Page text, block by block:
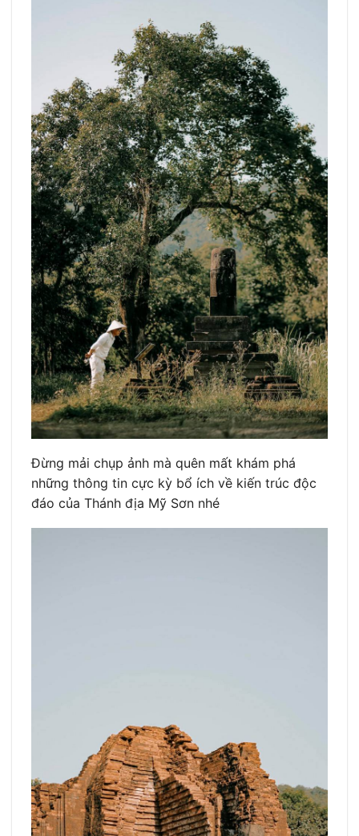
Đừng mải chụp ảnh mà quên mất khám phá
những thông tin cực kỳ bổ ích về kiến trúc độc
đáo của Thánh địa Mỹ Sơn nhé